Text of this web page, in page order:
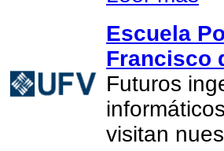
Escuela
Francisco
Futuros
visitan